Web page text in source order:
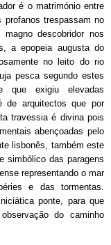
é o matrimónio entre
trespassam no
descobridor nos
a epopeia augusta do
no leito do rio
pesca segundo estes
que exigiu elevadas
de arquitectos que por
travessia é divina pois
abençoadas pelo
lisbonês, também este
simbólico das paragens
representando o mar
e das tormentas.
ponte, para que
do caminho